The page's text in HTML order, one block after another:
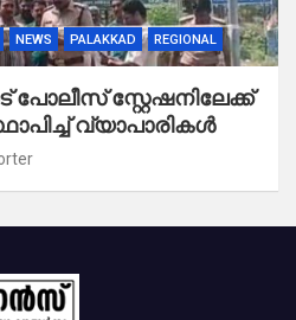
NEWS PALAKKAD REGIONAL
പോലീസ് സ്റ്റേഷനിലേക്ക്
വ്യാപാരികൾ